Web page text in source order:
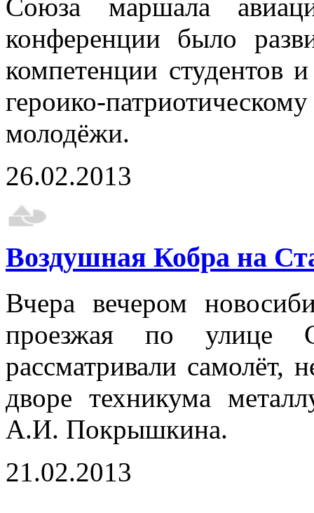
Союза маршала
конференции было
компетенции студентов
героико-
молодёжи.
26.02.2013
Воздушная Кобра на
Вчера вечером
проезжая по улице
рассматривали самолёт,
дворе техникума
А.И. Покрышкина.
21.02.2013